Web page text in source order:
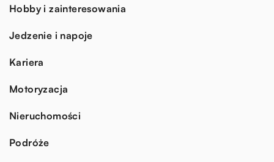
Hobby i zainteresowania
Jedzenie i napoje
Kariera
Motoryzacja
Nieruchomości
Podróże